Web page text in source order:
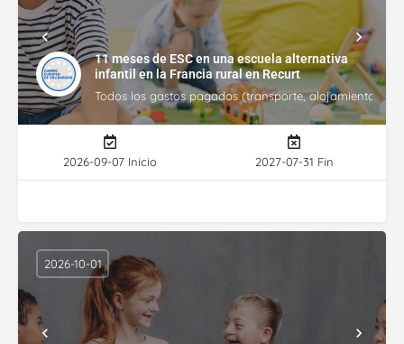
11 meses de ESC en una escuela alternativa
infantil en la Francia rural en Recurt
Todos los gastos pagados (transporte, alojamiento,
2026-09-07 Inicio 2027-07-31 Fin
2026-10-01